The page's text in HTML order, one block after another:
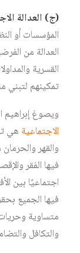
(ج) العدالة
المؤسسات أو
العدالة من
القسرية
تمكينهم لتبني
ويصوغ إبراهيم
الاجتماعية هي
والقهر
فيها الفقر
اجتماعيًا بين
فيها الجميع
متساوية
والتكافل